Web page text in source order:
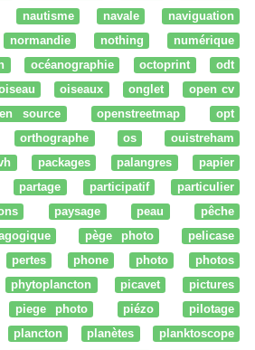
nautisme navale
naviguation
normandie nothing
numérique
océanographie octoprint
odt
oiseaux onglet
open cv
source openstreetmap
opt
orthographe os
ouistreham
packages palangres
papier
partage participatif
particulier
paysage peau
pêche
pège photo
pelicase
pertes phone photo
photos
phytoplancton picavet
pictures
piege photo piézo
pilotage
plancton planètes
planktoscope